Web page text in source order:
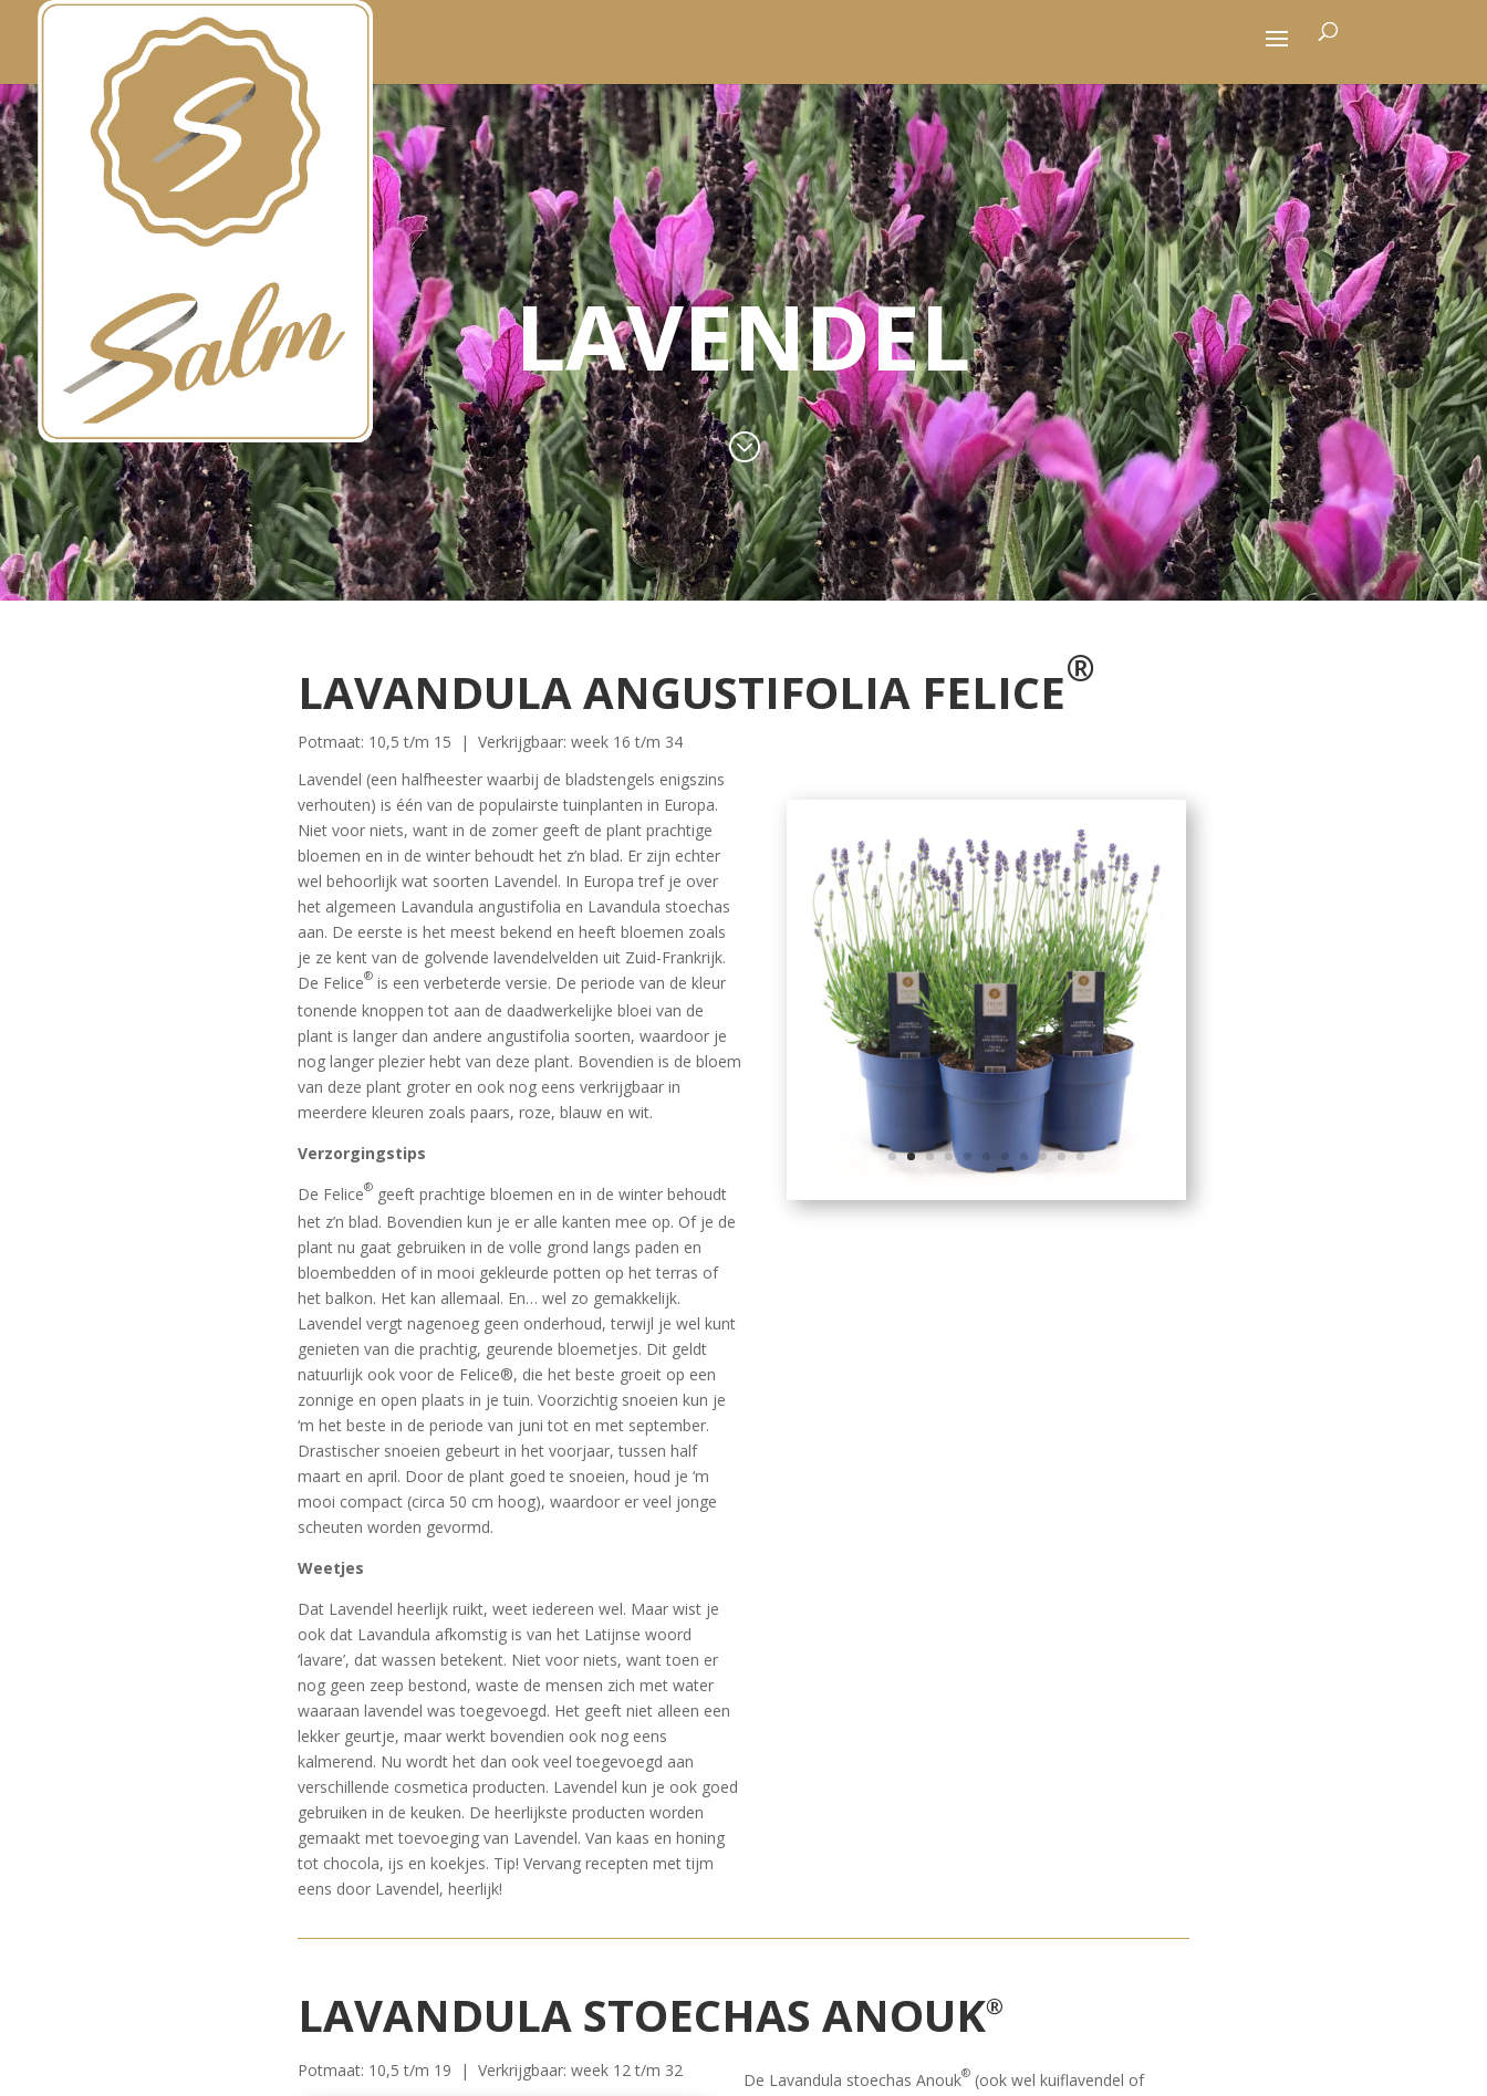
LAVENDEL
;
LAVANDULA ANGUSTIFOLIA FELICE®
Potmaat: 10,5 t/m 15 | Verkrijgbaar: week 16 t/m 34
Lavendel (een halfheester waarbij de bladstengels enigszins
verhouten) is één van de populairste tuinplanten in Europa.
Niet voor niets, want in de zomer geeft de plant prachtige
bloemen en in de winter behoudt het z’n blad. Er zijn echter
wel behoorlijk wat soorten Lavendel. In Europa tref je over
het algemeen Lavandula angustifolia en Lavandula stoechas
aan. De eerste is het meest bekend en heeft bloemen zoals
je ze kent van de golvende lavendelvelden uit Zuid-Frankrijk.
De Felice®is een verbeterde versie. De periode van de kleur
tonende knoppen tot aan de daadwerkelijke bloei van de
plant is langer dan andere angustifolia soorten, waardoor je
nog langer plezier hebt van deze plant. Bovendien is de bloem
van deze plant groter en ook nog eens verkrijgbaar in
meerdere kleuren zoals paars, roze, blauw en wit.
Verzorgingstips
De Felice®geeft prachtige bloemen en in de winter behoudt
het z’n blad. Bovendien kun je er alle kanten mee op. Of je de
plant nu gaat gebruiken in de volle grond langs paden en
bloembedden of in mooi gekleurde potten op het terras of
het balkon. Het kan allemaal. En… wel zo gemakkelijk.
Lavendel vergt nagenoeg geen onderhoud, terwijl je wel kunt
genieten van die prachtig, geurende bloemetjes. Dit geldt
natuurlijk ook voor de Felice®, die het beste groeit op een
zonnige en open plaats in je tuin. Voorzichtig snoeien kun je
‘m het beste in de periode van juni tot en met september.
Drastischer snoeien gebeurt in het voorjaar, tussen half
maart en april. Door de plant goed te snoeien, houd je ‘m
mooi compact (circa 50 cm hoog), waardoor er veel jonge
scheuten worden gevormd.
Weetjes
Dat Lavendel heerlijk ruikt, weet iedereen wel. Maar wist je
ook dat Lavandula afkomstig is van het Latijnse woord
‘lavare’, dat wassen betekent. Niet voor niets, want toen er
nog geen zeep bestond, waste de mensen zich met water
waaraan lavendel was toegevoegd. Het geeft niet alleen een
lekker geurtje, maar werkt bovendien ook nog eens
kalmerend. Nu wordt het dan ook veel toegevoegd aan
verschillende cosmetica producten. Lavendel kun je ook goed
gebruiken in de keuken. De heerlijkste producten worden
gemaakt met toevoeging van Lavendel. Van kaas en honing
tot chocola, ijs en koekjes. Tip! Vervang recepten met tijm
eens door Lavendel, heerlijk!
LAVANDULA STOECHAS ANOUK®
Potmaat: 10,5 t/m 19 | Verkrijgbaar: week 12 t/m 32 De Lavandula stoechas Anouk® (ook wel kuiflavendel of